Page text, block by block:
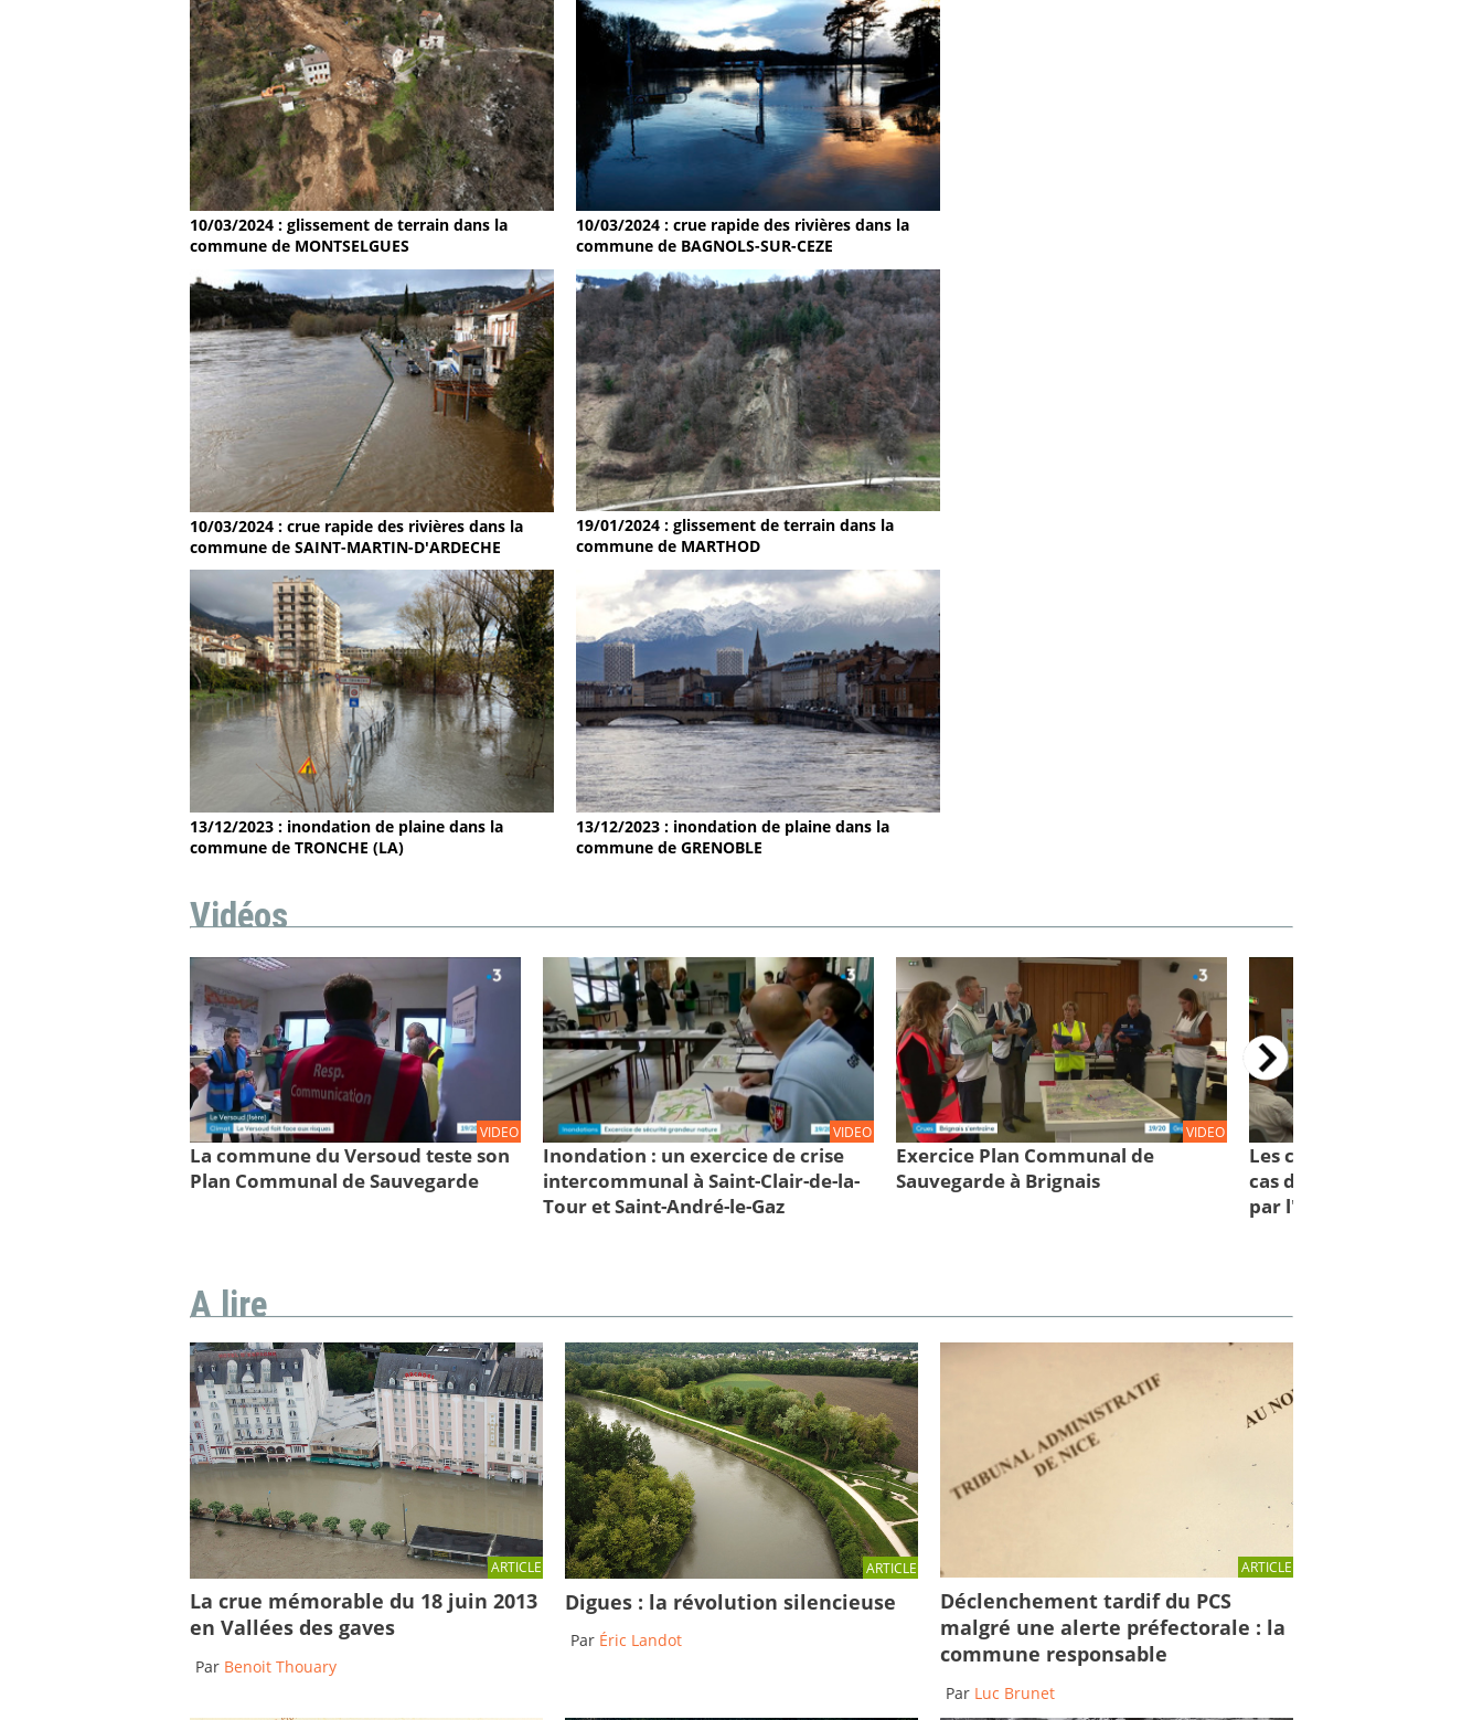
10/03/2024 : glissement de terrain dans la
commune de MONTSELGUES
10/03/2024 : crue rapide des rivières dans la
commune de BAGNOLS-SUR-CEZE
10/03/2024 : crue rapide des rivières dans la
commune de SAINT-MARTIN-D'ARDECHE
19/01/2024 : glissement de terrain dans la
commune de MARTHOD
13/12/2023 : inondation de plaine dans la
commune de TRONCHE (LA)
13/12/2023 : inondation de plaine dans la
commune de GRENOBLE
Vidéos
VIDEO
La commune du Versoud teste son
Plan Communal de Sauvegarde
VIDEO
Inondation : un exercice de crise
intercommunal à Saint-Clair-de-la-
Tour et Saint-André-le-Gaz
VIDEO
Exercice Plan Communal de
Sauvegarde à Brignais
Les comportements à
cas d'inondations : des
par l'IRMa et la mission
A lire
ARTICLE
La crue mémorable du 18 juin 2013
en Vallées des gaves
Par Benoit Thouary
ARTICLE
Digues : la révolution silencieuse
Par Éric Landot
ARTICLE
Déclenchement tardif du PCS
malgré une alerte préfectorale : la
commune responsable
Par Luc Brunet